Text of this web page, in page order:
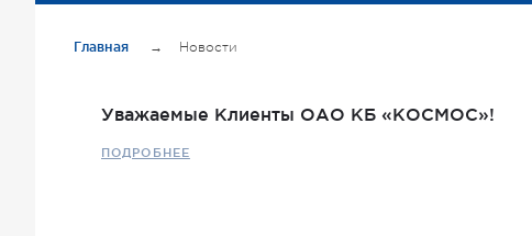
Главная → Новости
Уважаемые Клиенты ОАО КБ «КОСМОС»!
ПОДРОБНЕЕ